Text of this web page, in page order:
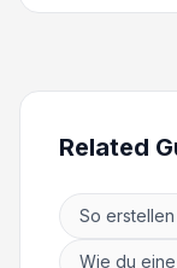
Related
So
Wie du